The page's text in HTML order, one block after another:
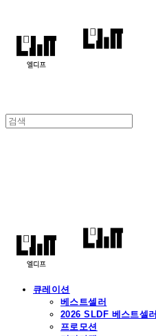
큐레이션
베스트셀러
2026 SLDF 베스트셀러
프로모션